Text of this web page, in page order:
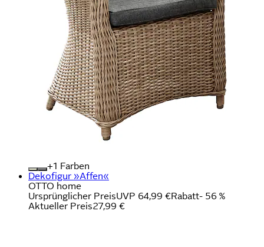
+
Farben
Dekofigur »Affen«
OTTO home
Ursprünglicher PreisUVP 64,99 €Rabatt- 56 %
Aktueller Preis27,99 €